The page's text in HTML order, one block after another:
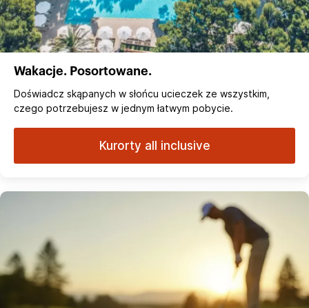
Wakacje. Posortowane.
Doświadcz skąpanych w słońcu ucieczek ze wszystkim,
czego potrzebujesz w jednym łatwym pobycie.
Kurorty all inclusive